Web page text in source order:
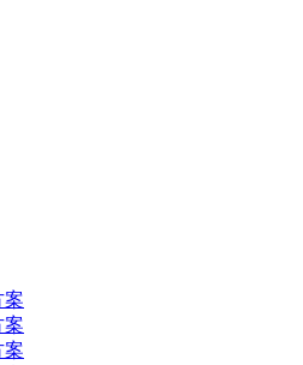
案
案
案